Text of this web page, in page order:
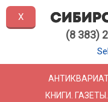
(8 383)
КНИГИ.
X